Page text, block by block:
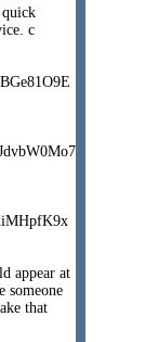
c
appear at
someone
that